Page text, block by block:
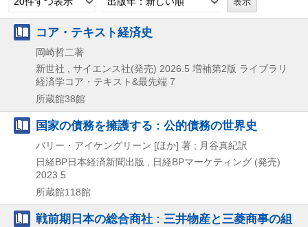
コア・テキスト経済史
岡崎哲二著
新世社 , サイエンス社(発売) 2026.5 増補第2版 ライブラリ
経済学コア・テキスト&最先端 7
所蔵館38館
国家の債務を擁護する : 公的債務の世界史
バリー・アイケングリーン [ほか] 著 ; 月谷真紀訳
日経BP日本経済新聞出版 , 日経BPマーケティング (発売)
2023.5
所蔵館118館
戦前期日本の総合商社 : 三井物産と三菱商事の組